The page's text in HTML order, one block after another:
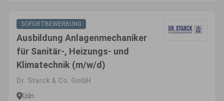
SOFORTBEWERBUNG
Ausbildung Anlagenmechaniker
für Sanitär-, Heizungs- und
Klimatechnik (m/w/d)
Dr. Starck & Co. GmbH
Köln